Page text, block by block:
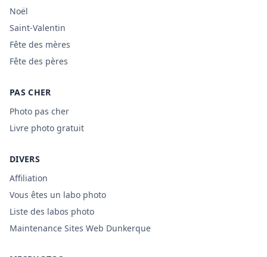
Noël
Saint-Valentin
Fête des mères
Fête des pères
PAS CHER
Photo pas cher
Livre photo gratuit
DIVERS
Affiliation
Vous êtes un labo photo
Liste des labos photo
Maintenance Sites Web Dunkerque